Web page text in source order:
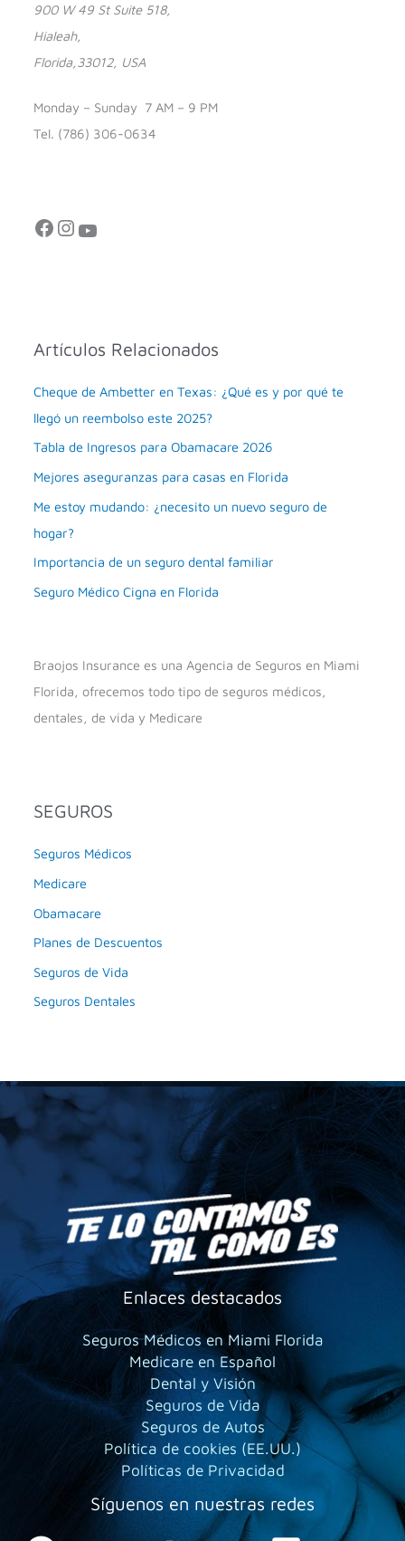
900 W 49 St Suite 518,
Hialeah,
Florida,33012, USA
Monday – Sunday 7 AM – 9 PM
Tel. (786) 306-0634
Artículos Relacionados
Cheque de Ambetter en Texas: ¿Qué es y por qué te
llegó un reembolso este 2025?
Tabla de Ingresos para Obamacare 2026
Mejores aseguranzas para casas en Florida
Me estoy mudando: ¿necesito un nuevo seguro de
hogar?
Importancia de un seguro dental familiar
Seguro Médico Cigna en Florida
Braojos Insurance es una Agencia de Seguros en Miami
Florida, ofrecemos todo tipo de seguros médicos,
dentales, de vida y Medicare
SEGUROS
Seguros Médicos
Medicare
Obamacare
Planes de Descuentos
Seguros de Vida
Seguros Dentales
Enlaces destacados
Seguros Médicos en Miami Florida
Medicare en Español
Dental y Visión
Seguros de Vida
Seguros de Autos
Política de cookies (EE.UU.)
Políticas de Privacidad
Síguenos en nuestras redes